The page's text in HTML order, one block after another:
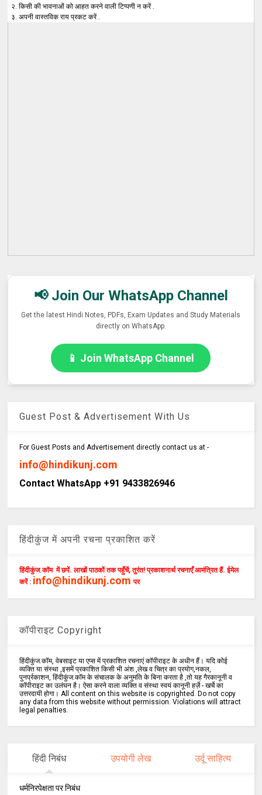
२. किसी की भावनाओं को आहत करने वाली टिप्पणी न करें .
३. अपनी वास्तविक राय प्रकट करें .
📢 Join Our WhatsApp Channel
Get the latest Hindi Notes, PDFs, Exam Updates and Study Materials
directly on WhatsApp.
📱 Join WhatsApp Channel
Guest Post & Advertisement With Us
For Guest Posts and Advertisement directly contact us at -
info@hindikunj.com
Contact WhatsApp +91 9433826946
हिंदीकुंज में अपनी रचना प्रकाशित करें
हिंदीकुंज.कॉम में छपें. लाखों पाठकों तक पहुँचें, तुरंत! प्रकाशनार्थ रचनाएँ आमंत्रित हैं. ईमेल
करें : info@hindikunj.com पर
कॉपीराइट Copyright
हिंदीकुंज.कॉम, वेबसाइट या एप्स में प्रकाशित रचनाएं कॉपीराइट के अधीन हैं। यदि कोई
व्यक्ति या संस्था ,इसमें प्रकाशित किसी भी अंश ,लेख व चित्र का प्रयोग,नकल,
पुनर्प्रकाशन, हिंदीकुंज.कॉम के संचालक के अनुमति के बिना करता है ,तो यह गैरकानूनी व
कॉपीराइट का उलंघन है। ऐसा करने वाला व्यक्ति व संस्था स्वयं कानूनी हर्ज़े - खर्चे का
उत्तरदायी होगा। All content on this website is copyrighted. Do not copy
any data from this website without permission. Violations will attract
legal penalties.
हिंदी निबंध उपयोगी लेख उर्दू साहित्य
धर्मनिरपेक्षता पर निबंध